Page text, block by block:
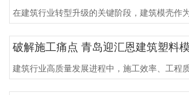
在建筑行业转型升级的关键阶段，建筑模壳作
建筑行业高质量发展进程中，施工效率、工程